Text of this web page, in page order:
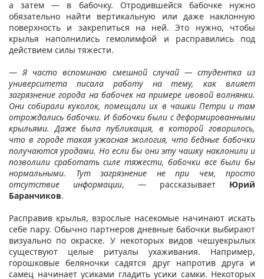
а затем — в бабочку. Отродившейся бабочке нужно
обязательно найти вертикальную или даже наклонную
поверхность и закрепиться на ней. Это нужно, чтобы
крылья наполнились гемолимфой и расправились под
действием силы тяжести.
—Я часто вспоминаю смешной случай — студентка из
университета писала работу на тему, как влияет
загрязнение города на бабочек на примере ивовой волнянки.
Они собирали куколок, помещали их в чашки Петри и там
отрождались бабочки. И бабочки были с деформированными
крыльями. Даже была публикация, в которой говорилось,
что в городе такая ужасная экология, что бедные бабочки
получаются уродами. Но если бы они эту чашку наклонили и
позволили сработать силе тяжести, бабочки все были бы
нормальными. Тут загрязнение не при чем, просто
отсутствие информации, — рассказывает Юрий
Баранчиков.
Расправив крылья, взрослые насекомые начинают искать
себе пару. Обычно партнеров дневные бабочки выбирают
визуально по окраске. У некоторых видов чешуекрылых
существуют целые ритуалы ухаживания. Например,
горошковые беляночки садятся друг напротив друга и
самец начинает усиками гладить усики самки. Некоторых